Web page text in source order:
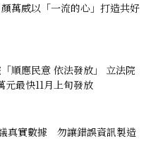
萬威以「一流的心」打造共好
順應民意 依法發放」 立法院
元最快11月上旬發放
真實數據 勿讓錯誤資訊製造